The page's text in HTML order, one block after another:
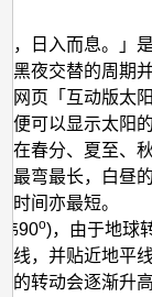
，日入而息。」
黑夜交替的周期
网页「互动版太阳
便可以显示太阳
在春分、夏至、
最弯最长，白昼
时间亦最短。
90o)，由于地球
线，并贴近地平
的转动会逐渐升